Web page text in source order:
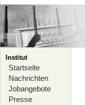
Institut
Startseite
Nachrichten
Jobangebote
Presse